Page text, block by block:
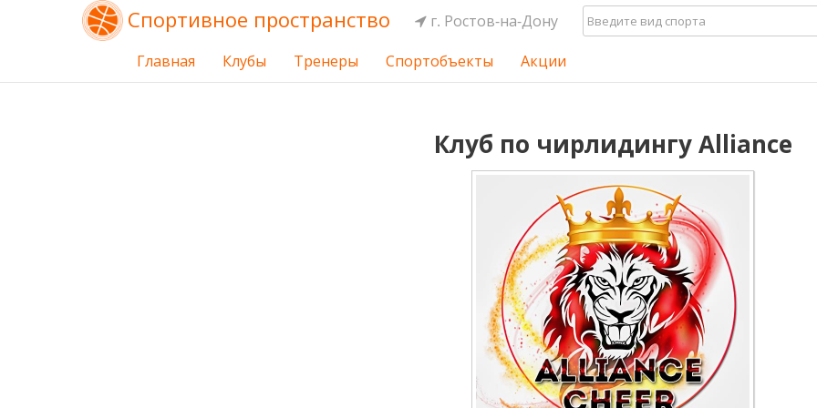
Спортивное пространство г. Ростов-на-Дону
Главная Клубы Тренеры Спортобъекты Акции
Клуб по чирлидингу Alliance